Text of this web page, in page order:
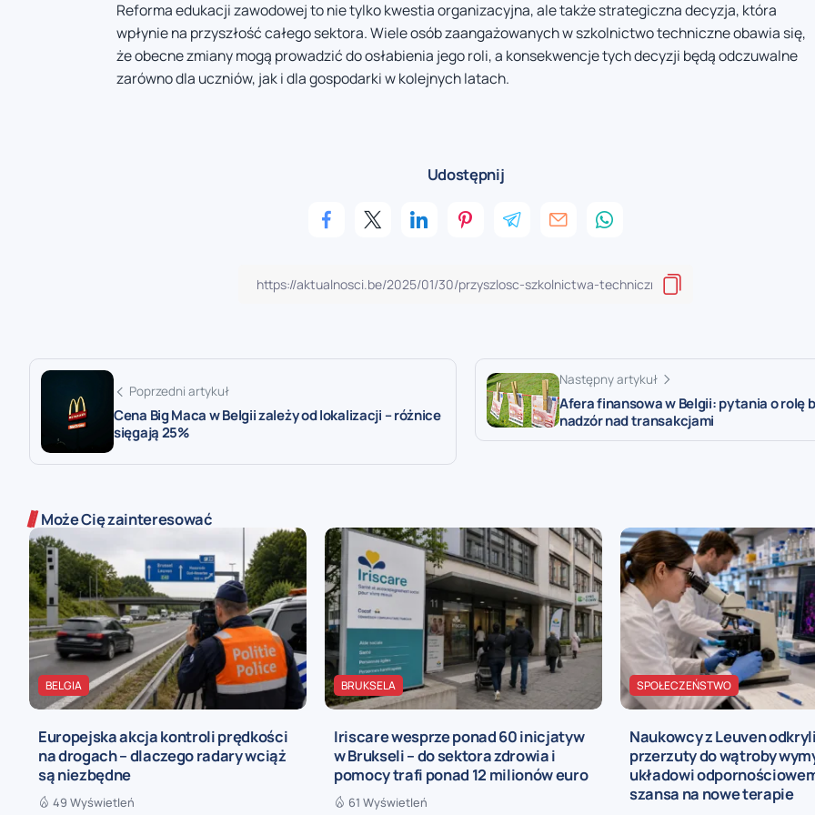
Reforma edukacji zawodowej to nie tylko kwestia organizacyjna, ale także strategiczna decyzja, która
wpłynie na przyszłość całego sektora. Wiele osób zaangażowanych w szkolnictwo techniczne obawia się,
że obecne zmiany mogą prowadzić do osłabienia jego roli, a konsekwencje tych decyzji będą odczuwalne
zarówno dla uczniów, jak i dla gospodarki w kolejnych latach.
Udostępnij
Poprzedni artykuł
Cena Big Maca w Belgii zależy od lokalizacji – różnice
sięgają 25%
Następny artykuł
Afera finansowa w Belgii: pytania o rolę
nadzór nad transakcjami
Może Cię zainteresować
BELGIA
Europejska akcja kontroli prędkości
na drogach – dlaczego radary wciąż
są niezbędne
49 Wyświetleń
BRUKSELA
Iriscare wesprze ponad 60 inicjatyw
w Brukseli – do sektora zdrowia i
pomocy trafi ponad 12 milionów euro
61 Wyświetleń
SPOŁECZEŃSTWO
Naukowcy z Leuven
przerzuty do wątroby
układowi
szansa na nowe terapie